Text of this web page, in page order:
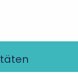
einen
in der